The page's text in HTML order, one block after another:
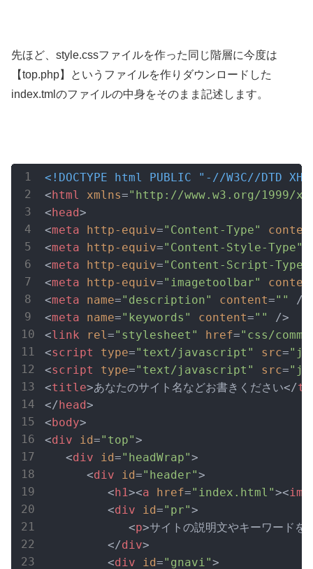
先ほど、style.cssファイルを作った同じ階層に今度は
【top.php】というファイルを作りダウンロードした
index.tmlのファイルの中身をそのまま記述します。
<!DOCTYPE html PUBLIC "-//W3C//
<html xmlns="http://www.w3.org/1999/
<head>
<meta http-equiv="Content-Type"
<meta http-equiv="Content-Style-Type"
<meta http-equiv="Content-Script-Type"
<meta http-equiv="imagetoolbar"
<meta name="description" content=""
/>
<meta name="keywords" content=""
/>
<link rel ="stylesheet" href="css/
<script type="text/javascript" src=
<script type="text/javascript" src=
<title>あなたのサイト名などお書きください</
</head>
<body>
<div id="top">
<div id="headWrap">
<div id="header">
<h1 ><a href="index.html"><img
<div id="pr">
<p>サイトの説明文やキーワードを
</div>
<div id="gnavi">